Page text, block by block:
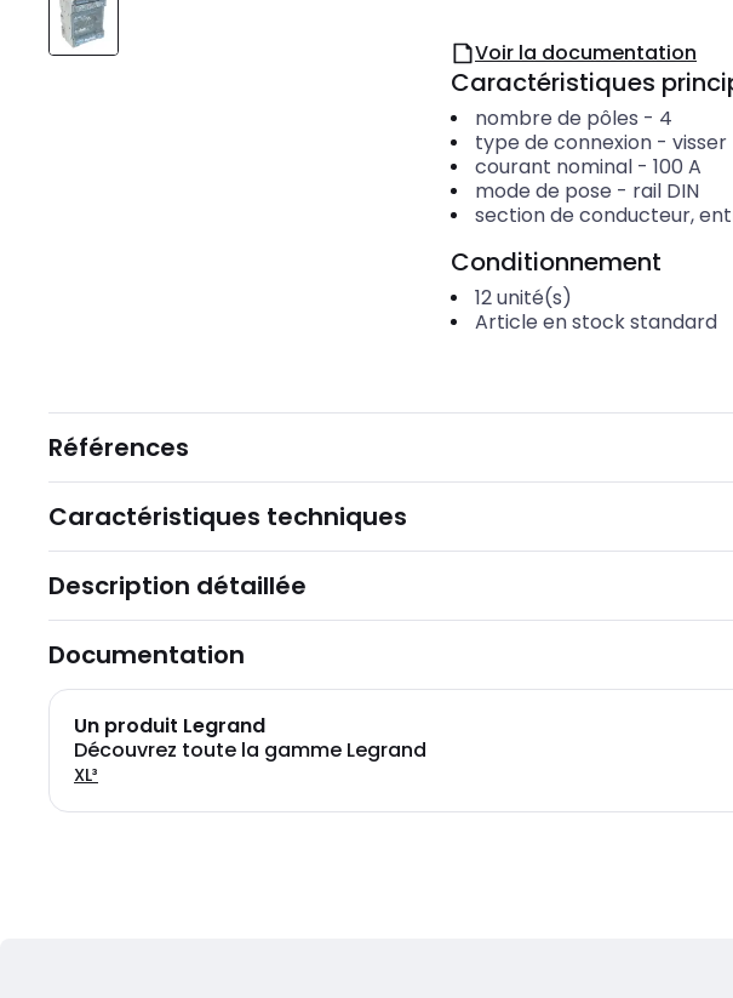
Voir la documentation
Caractéristiques
nombre de pôles - 4
type de connexion- visser
courant nominal- 100 A
mode de pose - rail DIN
section de conducteur,
Conditionnement
12unité(s)
Article en stock standard
Références
Caractéristiques techniques
Description détaillée
Documentation
Un produit Legrand
Découvrez toute la gamme Legrand
XL³